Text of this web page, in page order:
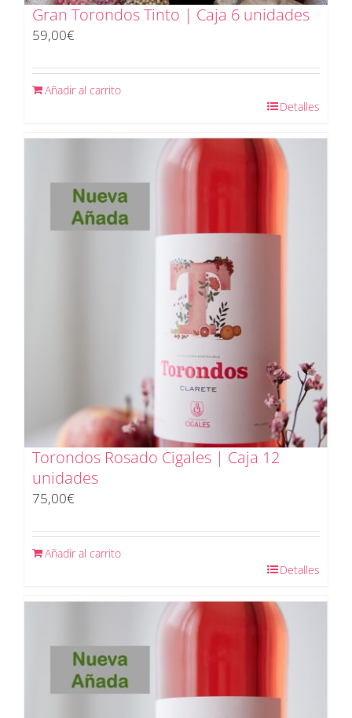
Gran Torondos Tinto | Caja 6 unidades
59,00€
Añadir al carrito
Detalles
Torondos Rosado Cigales | Caja 12
unidades
75,00€
Añadir al carrito
Detalles